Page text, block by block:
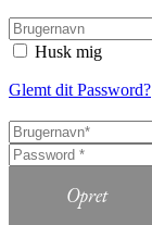
Husk mig
Glemt dit Password?
Opret